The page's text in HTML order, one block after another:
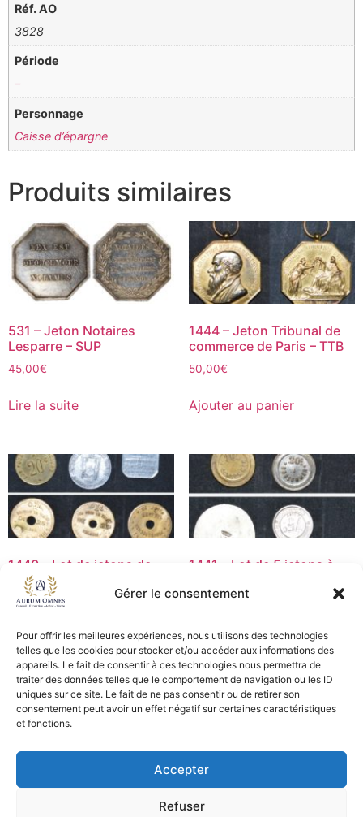
Gérer le consentement
Pour offrir les meilleures expériences, nous utilisons des technologies
telles que les cookies pour stocker et/ou accéder aux informations des
appareils. Le fait de consentir à ces technologies nous permettra de
traiter des données telles que le comportement de navigation ou les ID
uniques sur ce site. Le fait de ne pas consentir ou de retirer son
consentement peut avoir un effet négatif sur certaines caractéristiques
et fonctions.
Accepter
Refuser
Réf. AO
3828
Période
–
Personnage
Caisse d’épargne
Produits similaires
531 – Jeton Notaires
Lesparre – SUP
45,00€
Lire la suite
1444 – Jeton Tribunal de
commerce de Paris – TTB
50,00€
Ajouter au panier
1440 – Lot de jetons de
transport – TB+/TTB
40,00€
Ajouter au panier
1441 – Lot de 5 jetons à
20,00
Ajouter au panier
CGV - CGL
Copyright © 2026 Aurum Omnes